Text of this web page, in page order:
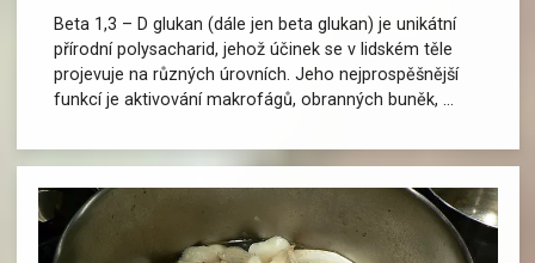
Beta 1,3 – D glukan (dále jen beta glukan) je unikátní
přírodní polysacharid, jehož účinek se v lidském těle
projevuje na různých úrovních. Jeho nejprospěšnější
funkcí je aktivování makrofágů, obranných buněk, ...